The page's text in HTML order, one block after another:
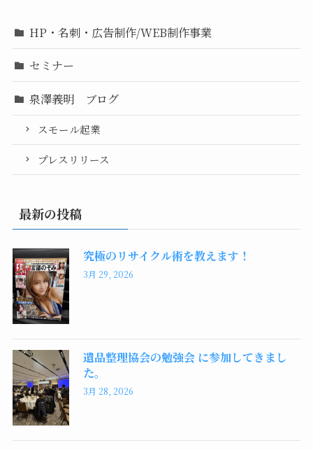
HP・名刺・広告制作/WEB制作事業
セミナー
泉澤義明 ブログ
スモール起業
プレスリリース
最新の投稿
究極のリサイクル術を教えます！
3月 29, 2026
遺品整理協会の勉強会 に参加してきまし
た。
3月 28, 2026